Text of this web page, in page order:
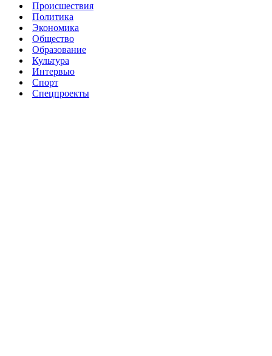
Происшествия
Политика
Экономика
Общество
Образование
Культура
Интервью
Спорт
Спецпроекты